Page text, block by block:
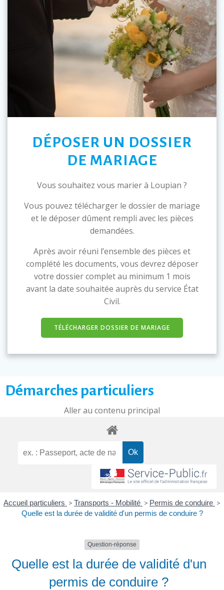
DÉPOSER UN DOSSIER
DE MARIAGE
Vous souhaitez vous marier à Loupian ?
Vous pouvez télécharger le dossier de mariage
et le déposer dûment rempli avec les pièces
demandées.
Après avoir réuni l’ensemble des pièces et
complété les documents, vous devrez déposer
votre dossier complet au minimum 1 mois
avant la date souhaitée auprès du service État
Civil.
TÉLÉCHARGER DOSSIER DE MARIAGE
Démarches particuliers
Aller au contenu principal
Accueil particuliers > Transports - Mobilité > Permis de conduire >
Quelle est la durée de validité d'un permis de conduire ?
Question-réponse
Quelle est la durée de validité d'un
permis de conduire ?